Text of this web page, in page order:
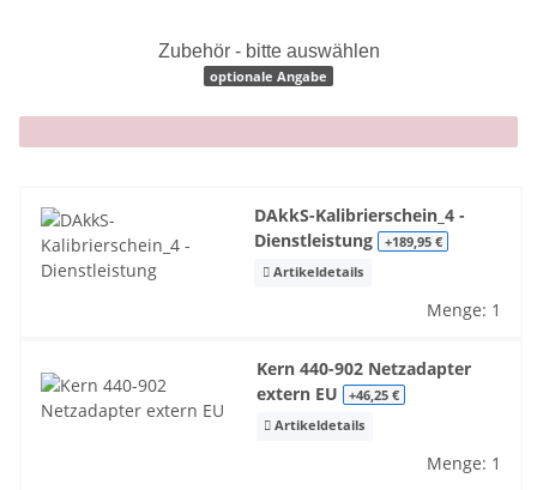
Zubehör - bitte auswählen
optionale Angabe
x
DAkkS-Kalibrierschein_4 -
Dienstleistung +189,95 €
Artikeldetails
Menge: 1
Kern 440-902 Netzadapter
extern EU
+46,25 €
Artikeldetails
Menge: 1